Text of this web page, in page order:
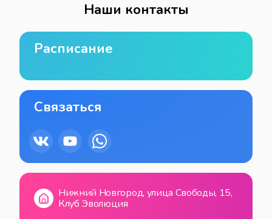
Наши контакты
Расписание
Связаться
Нижний Новгород, улица Свободы, 15,
Клуб Эволюция